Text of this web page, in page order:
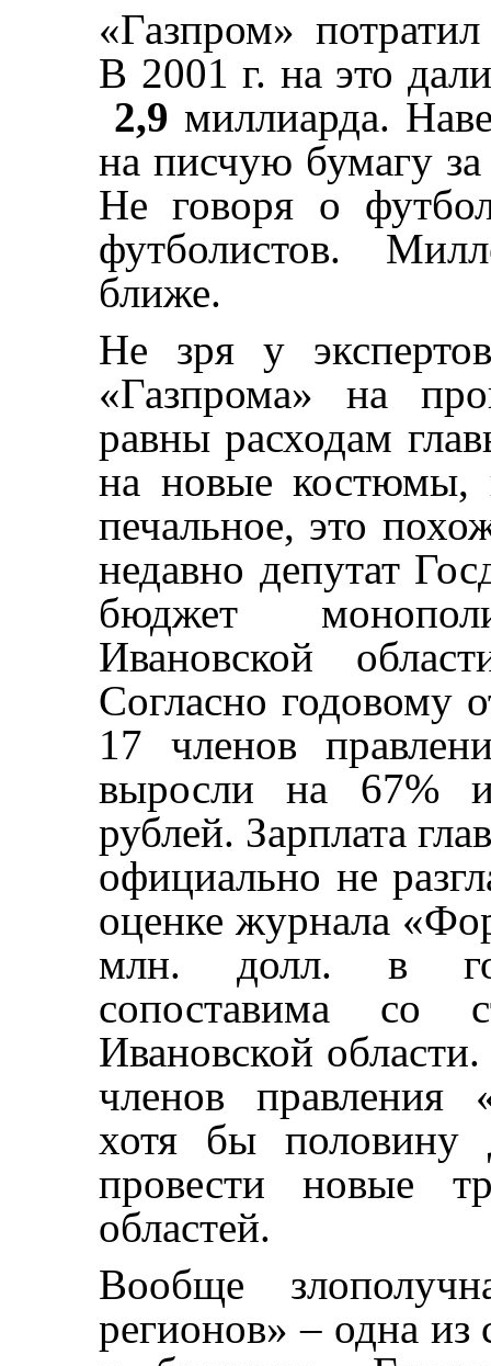
«Газпром»
В 2001 г. на это
2,9 миллиарда.
на писчую бумагу
Не говоря о
футболистов.
ближе.
Не зря у
«Газпрома» на
равны расходам
на новые костюмы,
печальное, это
недавно депутат
бюджет
Ивановской
Согласно годовому
17 членов
выросли на 67%
рублей. Зарплата
официально не
оценке журнала
млн. долл. в
сопоставима со
Ивановской
членов правления
хотя бы
провести новые
областей.
Вообще
регионов» – одна